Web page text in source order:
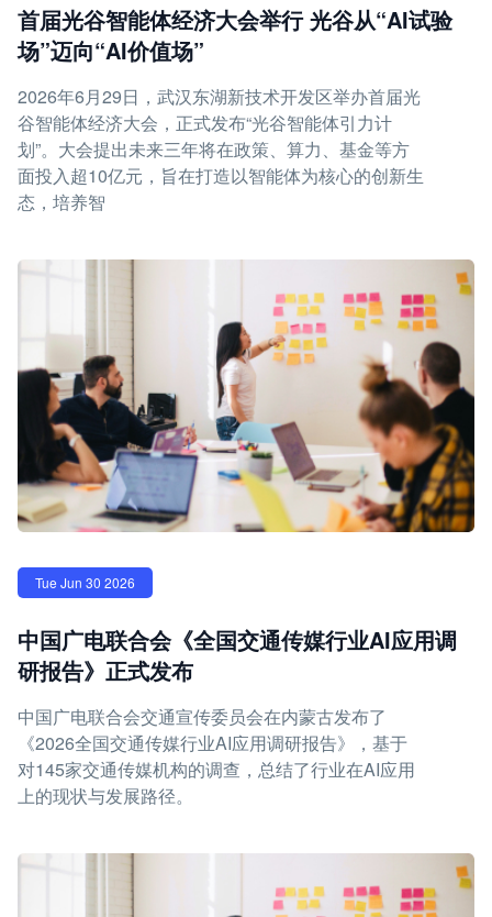
首届光谷智能体经济大会举行 光谷从“AI试验
场”迈向“AI价值场”
2026年6月29日，武汉东湖新技术开发区举办首届光
谷智能体经济大会，正式发布“光谷智能体引力计
划”。大会提出未来三年将在政策、算力、基金等方
面投入超10亿元，旨在打造以智能体为核心的创新生
态，培养智
Tue Jun 30 2026
中国广电联合会《全国交通传媒行业AI应用调
研报告》正式发布
中国广电联合会交通宣传委员会在内蒙古发布了
《2026全国交通传媒行业AI应用调研报告》，基于
对145家交通传媒机构的调查，总结了行业在AI应用
上的现状与发展路径。